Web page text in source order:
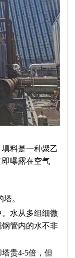
料是一种聚乙
曝露在空气
。
水从多组细微
管内的水不非
贵4-5倍，但